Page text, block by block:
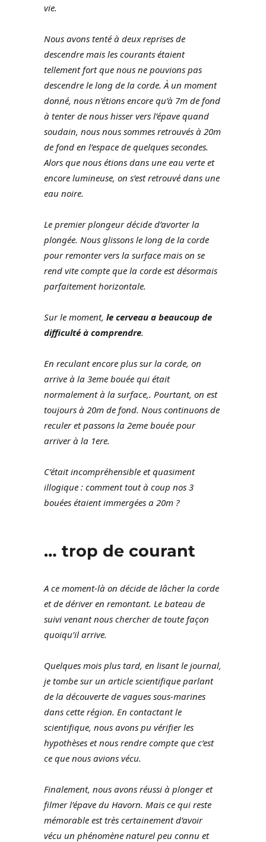
vie.
Nous avons tenté à deux reprises de
descendre mais les courants étaient
tellement fort que nous ne pouvions pas
descendre le long de la corde. À un moment
donné, nous n’étions encore qu’à 7m de fond
à tenter de nous hisser vers l’épave quand
soudain, nous nous sommes retrouvés à 20m
de fond en l’espace de quelques secondes.
Alors que nous étions dans une eau verte et
encore lumineuse, on s’est retrouvé dans une
eau noire.
Le premier plongeur décide d’avorter la
plongée. Nous glissons le long de la corde
pour remonter vers la surface mais on se
rend vite compte que la corde est désormais
parfaitement horizontale.
Sur le moment, le cerveau a beaucoup de
difficulté à comprendre.
En reculant encore plus sur la corde, on
arrive à la 3eme bouée qui était
normalement à la surface,. Pourtant, on est
toujours à 20m de fond. Nous continuons de
reculer et passons la 2eme bouée pour
arriver à la 1ere.
C’était incompréhensible et quasiment
illogique : comment tout à coup nos 3
bouées étaient immergées a 20m ?
… trop de courant
A ce moment-là on décide de lâcher la corde
et de dériver en remontant. Le bateau de
suivi venant nous chercher de toute façon
quoiqu’il arrive.
Quelques mois plus tard, en lisant le journal,
je tombe sur un article scientifique parlant
de la découverte de vagues sous-marines
dans cette région. En contactant le
scientifique, nous avons pu vérifier les
hypothèses et nous rendre compte que c’est
ce que nous avions vécu.
Finalement, nous avons réussi à plonger et
filmer l’épave du Havorn. Mais ce qui reste
mémorable est très certainement d’avoir
vécu un phénomène naturel peu connu et